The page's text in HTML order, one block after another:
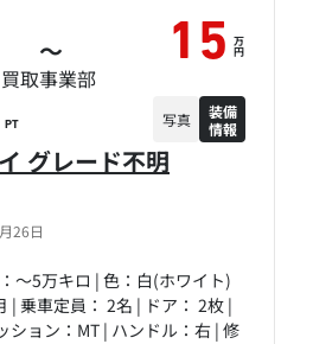
26日
グレード不明
～5万キロ | 色：白(ホワイト)
| 乗車定員： 2名 | ドア： 2枚 |
ション：MT | ハンドル：右 | 修
～ 15 万
円
取事業部
PT 写真
装備
情報